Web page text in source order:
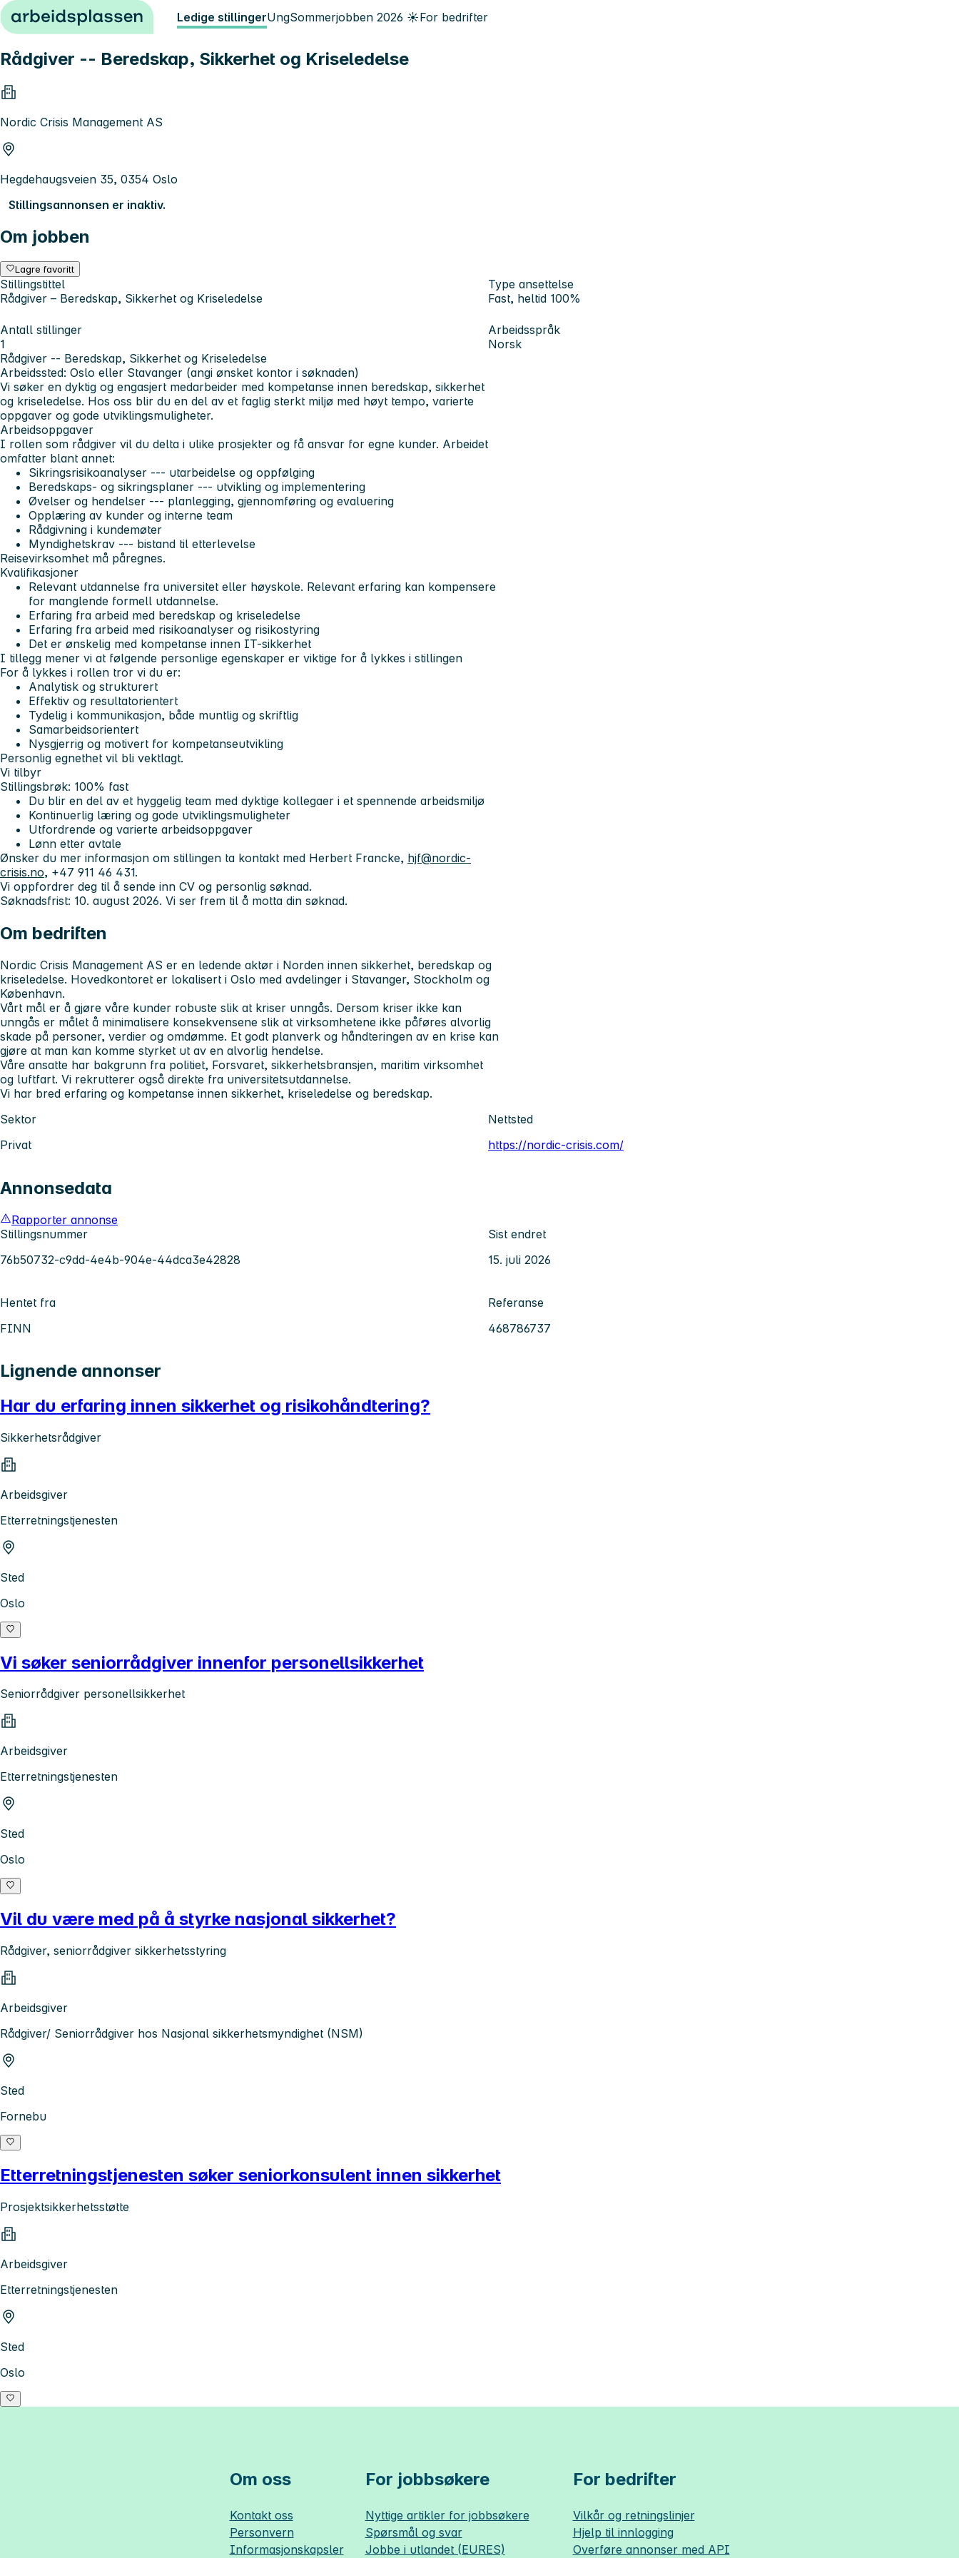
Hopp til innhold Ledige stillingerUngSommerjobben 2026 ☀️For bedrifter
Rådgiver -- Beredskap, Sikkerhet og Kriseledelse
Nordic Crisis Management AS
Hegdehaugsveien 35, 0354 Oslo
Stillingsannonsen er inaktiv.
Om jobben
Lagre favoritt
Stillingstittel
Rådgiver – Beredskap, Sikkerhet og Kriseledelse
Type ansettelse
Fast, heltid 100%
Antall stillinger
1
Arbeidsspråk
Norsk
Rådgiver -- Beredskap, Sikkerhet og Kriseledelse
Arbeidssted: Oslo eller Stavanger (angi ønsket kontor i søknaden)
Vi søker en dyktig og engasjert medarbeider med kompetanse innen beredskap, sikkerhet
og kriseledelse. Hos oss blir du en del av et faglig sterkt miljø med høyt tempo, varierte
oppgaver og gode utviklingsmuligheter.
Arbeidsoppgaver
I rollen som rådgiver vil du delta i ulike prosjekter og få ansvar for egne kunder. Arbeidet
omfatter blant annet:
Sikringsrisikoanalyser --- utarbeidelse og oppfølging
Beredskaps- og sikringsplaner --- utvikling og implementering
Øvelser og hendelser --- planlegging, gjennomføring og evaluering
Opplæring av kunder og interne team
Rådgivning i kundemøter
Myndighetskrav --- bistand til etterlevelse
Reisevirksomhet må påregnes.
Kvalifikasjoner
Relevant utdannelse fra universitet eller høyskole. Relevant erfaring kan kompensere
for manglende formell utdannelse.
Erfaring fra arbeid med beredskap og kriseledelse
Erfaring fra arbeid med risikoanalyser og risikostyring
Det er ønskelig med kompetanse innen IT-sikkerhet
I tillegg mener vi at følgende personlige egenskaper er viktige for å lykkes i stillingen
For å lykkes i rollen tror vi du er:
Analytisk og strukturert
Effektiv og resultatorientert
Tydelig i kommunikasjon, både muntlig og skriftlig
Samarbeidsorientert
Nysgjerrig og motivert for kompetanseutvikling
Personlig egnethet vil bli vektlagt.
Vi tilbyr
Stillingsbrøk: 100% fast
Du blir en del av et hyggelig team med dyktige kollegaer i et spennende arbeidsmiljø
Kontinuerlig læring og gode utviklingsmuligheter
Utfordrende og varierte arbeidsoppgaver
Lønn etter avtale
Ønsker du mer informasjon om stillingen ta kontakt med Herbert Francke, hjf@nordic-
crisis.no, +47 911 46 431.
Vi oppfordrer deg til å sende inn CV og personlig søknad.
Søknadsfrist: 10. august 2026. Vi ser frem til å motta din søknad.
Om bedriften
Nordic Crisis Management AS er en ledende aktør i Norden innen sikkerhet, beredskap og
kriseledelse. Hovedkontoret er lokalisert i Oslo med avdelinger i Stavanger, Stockholm og
København.
Vårt mål er å gjøre våre kunder robuste slik at kriser unngås. Dersom kriser ikke kan
unngås er målet å minimalisere konsekvensene slik at virksomhetene ikke påføres alvorlig
skade på personer, verdier og omdømme. Et godt planverk og håndteringen av en krise kan
gjøre at man kan komme styrket ut av en alvorlig hendelse.
Våre ansatte har bakgrunn fra politiet, Forsvaret, sikkerhetsbransjen, maritim virksomhet
og luftfart. Vi rekrutterer også direkte fra universitetsutdannelse.
Vi har bred erfaring og kompetanse innen sikkerhet, kriseledelse og beredskap.
Sektor
Privat
Nettsted
https://nordic-crisis.com/
Annonsedata
Rapporter annonse
Stillingsnummer
76b50732-c9dd-4e4b-904e-44dca3e42828
Sist endret
15. juli 2026
Hentet fra
FINN
Referanse
468786737
Lignende annonser
Har du erfaring innen sikkerhet og risikohåndtering?
Sikkerhetsrådgiver
Arbeidsgiver
Etterretningstjenesten
Sted
Oslo
Vi søker seniorrådgiver innenfor personellsikkerhet
Seniorrådgiver personellsikkerhet
Arbeidsgiver
Etterretningstjenesten
Sted
Oslo
Vil du være med på å styrke nasjonal sikkerhet?
Rådgiver, seniorrådgiver sikkerhetsstyring
Arbeidsgiver
Rådgiver/ Seniorrådgiver hos Nasjonal sikkerhetsmyndighet (NSM)
Sted
Fornebu
Etterretningstjenesten søker seniorkonsulent innen sikkerhet
Prosjektsikkerhetsstøtte
Arbeidsgiver
Etterretningstjenesten
Sted
Oslo
Om oss
Kontakt oss
Personvern
Informasjonskapsler
For jobbsøkere
Nyttige artikler for jobbsøkere
Spørsmål og svar
Jobbe i utlandet (EURES)
For bedrifter
Vilkår og retningslinjer
Hjelp til innlogging
Overføre annonser med API